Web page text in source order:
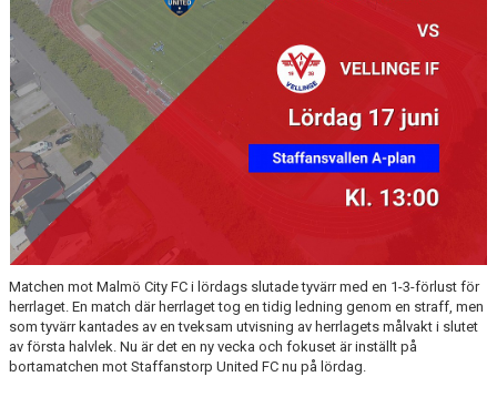
Matchen mot Malmö City FC i lördags slutade tyvärr med en 1-3-förlust för
herrlaget. En match där herrlaget tog en tidig ledning genom en straff, men
som tyvärr kantades av en tveksam utvisning av herrlagets målvakt i slutet
av första halvlek. Nu är det en ny vecka och fokuset är inställt på
bortamatchen mot Staffanstorp United FC nu på lördag.